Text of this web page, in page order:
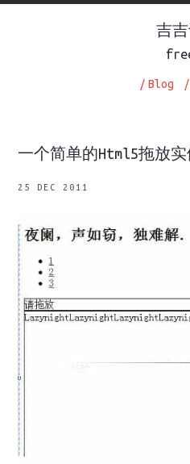
吉
Blog
/ /
一个简单的Html5拖放实
25 DEC 2011